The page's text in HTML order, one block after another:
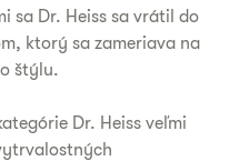
sa Dr. Heiss sa vrátil do
ktorý sa zameriava na
štýlu.
Dr. Heiss veľmi